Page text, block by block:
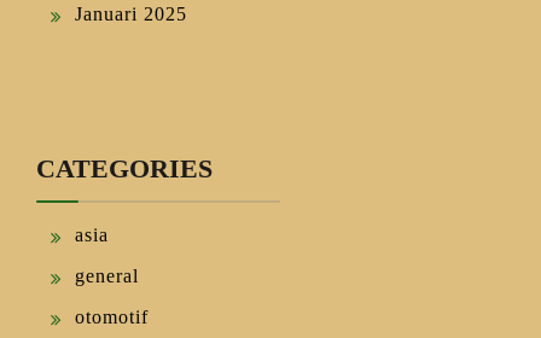
Januari 2025
CATEGORIES
asia
general
otomotif